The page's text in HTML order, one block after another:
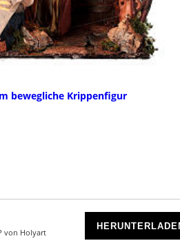
von Holyart
bewegliche Krippenfigur